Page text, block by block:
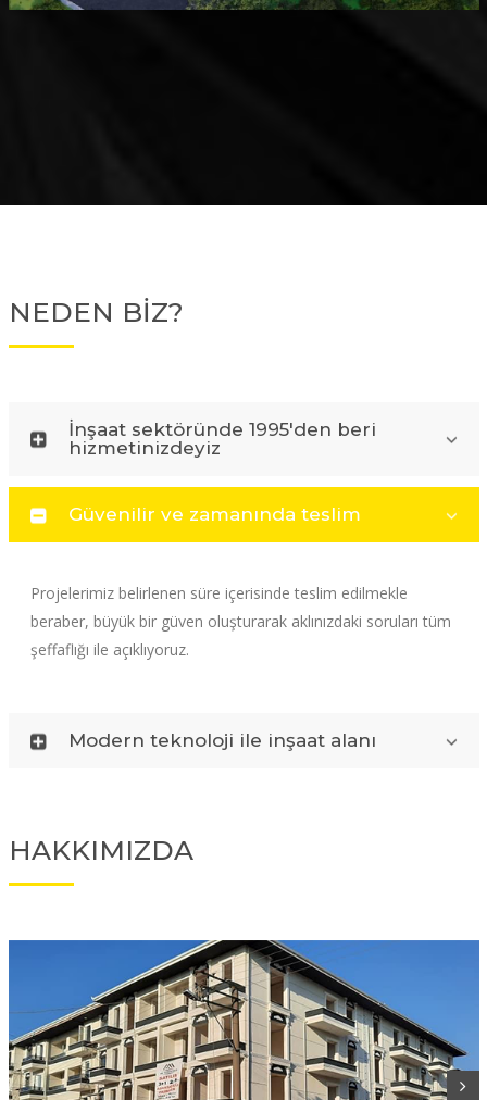
NEDEN BİZ?
İnşaat sektöründe 1995'den beri
hizmetinizdeyiz
Güvenilir ve zamanında teslim
Projelerimiz belirlenen süre içerisinde teslim edilmekle
beraber, büyük bir güven oluşturarak aklınızdaki soruları tüm
şeffaflığı ile açıklıyoruz.
Modern teknoloji ile inşaat alanı
HAKKIMIZDA